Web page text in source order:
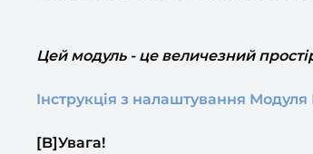
Цей модуль - це величезний
Інструкція з налаштування Модуля
[B]Увага!